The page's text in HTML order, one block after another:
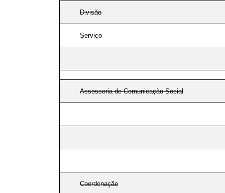
Divisão
Serviço
Assessoria de Comunicação Social
Coordenação